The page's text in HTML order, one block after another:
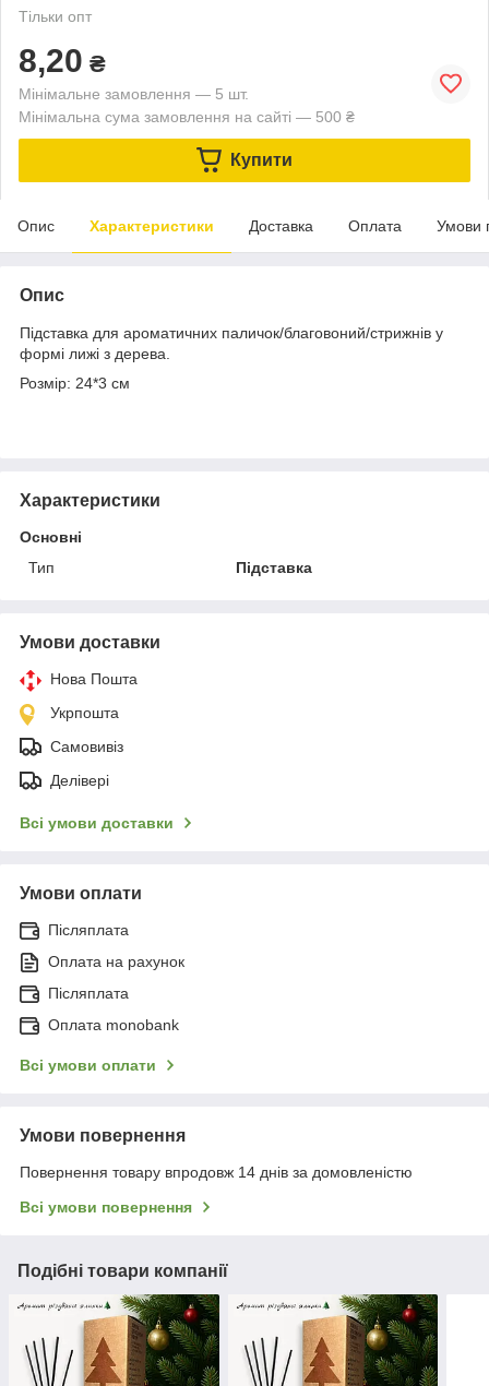
Тільки опт
8,20 ₴
Мінімальне замовлення — 5 шт.
Мінімальна сума замовлення на сайті — 500 ₴
Купити
Опис Характеристики Доставка Оплата Умови
Опис
Підставка для ароматичних паличок/благовоний/стрижнів у
формі лижі з дерева.
Розмір: 24*3 см
Характеристики
Основні
Тип
Підставка
Умови доставки
Нова Пошта
Укрпошта
Самовивіз
Делівері
Всі умови доставки
Умови оплати
Післяплата
Оплата на рахунок
Післяплата
Оплата monobank
Всі умови оплати
Умови повернення
Повернення товару впродовж 14 днів за домовленістю
Всі умови повернення
Подібні товари компанії